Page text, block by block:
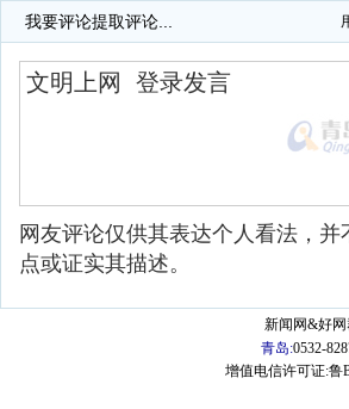
我要评论提取评论...
网友评论仅供其表达个人看法，
点或证实其描述。